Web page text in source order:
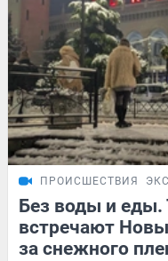
ПРОИСШЕСТВИЯ
Без воды и еды.
встречают
за снежного